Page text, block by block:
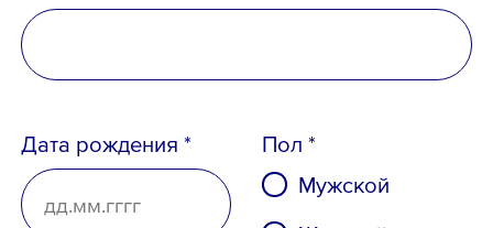
Дата рождения *
Пол *
Мужской